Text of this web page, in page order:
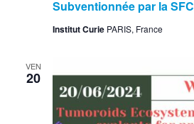
Subventionnée par la SFC
Institut Curie PARIS, France
VEN
20